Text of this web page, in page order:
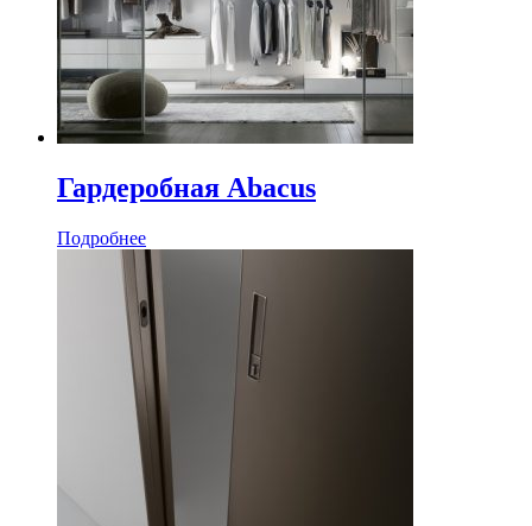
Гардеробная Abacus
Подробнее